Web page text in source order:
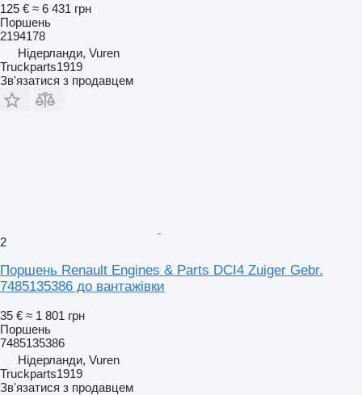
125 € ≈ 6 431 грн
Поршень
2194178
Нідерланди, Vuren
Truckparts1919
Зв'язатися з продавцем
2
Поршень Renault Engines & Parts DCI4 Zuiger Gebr.
7485135386 до вантажівки
35 € ≈ 1 801 грн
Поршень
7485135386
Нідерланди, Vuren
Truckparts1919
Зв'язатися з продавцем